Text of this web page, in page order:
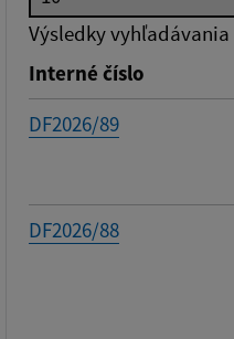
Suma od:
Filtrovať
Výsledky
Interné číslo
DF2026/89
DF2026/88